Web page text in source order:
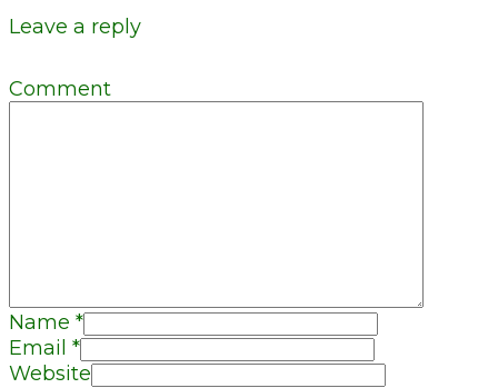
Leave a reply
Comment
Name *
Email *
Website